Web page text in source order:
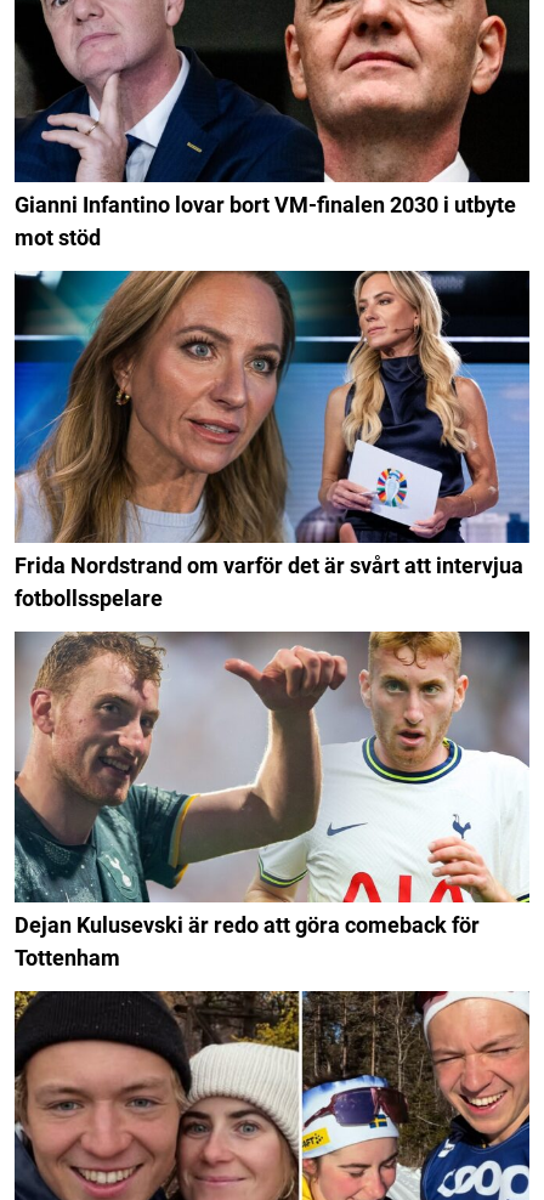
Gianni Infantino lovar bort VM-finalen 2030 i utbyte
mot stöd
Frida Nordstrand om varför det är svårt att intervjua
fotbollsspelare
Dejan Kulusevski är redo att göra comeback för
Tottenham